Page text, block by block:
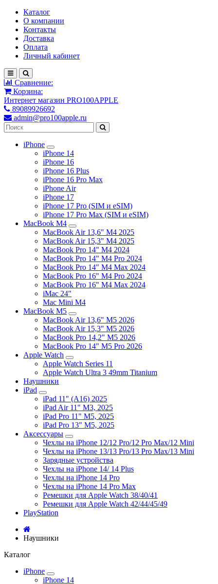
Каталог
О компании
Контакты
Доставка
Оплата
Личный кабинет
Сравнение:
Корзина:
Интернет магазин PRO100APPLE
89089926692
admin@pro100apple.ru
iPhone
iPhone 14
iPhone 16
iPhone 16 Plus
iPhone 16 Pro Max
iPhone Air
iPhone 17
iPhone 17 Pro (SIM и eSIM)
iPhone 17 Pro Max (SIM и eSIM)
MacBook M4
MacBook Air 13,6" M4 2025
MacBook Air 15,3" M4 2025
MacBook Pro 14" M4 2024
MacBook Pro 14" M4 Pro 2024
MacBook Pro 14" M4 Max 2024
MacBook Pro 16" M4 Pro 2024
MacBook Pro 16" M4 Max 2024
iMac 24"
Mac Mini M4
MacBook M5
MacBook Air 13,6" M5 2026
MacBook Air 15,3" M5 2026
MacBook Pro 14,2" M5 2026
MacBook Pro 14" M5 Pro 2026
Apple Watch
Apple Watch Series 11
Apple Watch Ultra 3 49mm Titanium
Наушники
iPad
iPad 11" (A16) 2025
iPad Air 11" M3, 2025
iPad Pro 11" M5, 2025
iPad Pro 13" M5, 2025
Аксессуары
Чехлы на iPhone 12/12 Pro/12 Pro Max/12 Mini
Чехлы на iPhone 13/13 Pro/13 Pro Max/13 Mini
Зарядные устройства
Чехлы на iPhone 14/ 14 Plus
Чехлы на iPhone 14 Pro
Чехлы на iPhone 14 Pro Max
Ремешки для Apple Watch 38/40/41
Ремешки для Apple Watch 42/44/45/49
PlayStation
Наушники
Каталог
iPhone
iPhone 14